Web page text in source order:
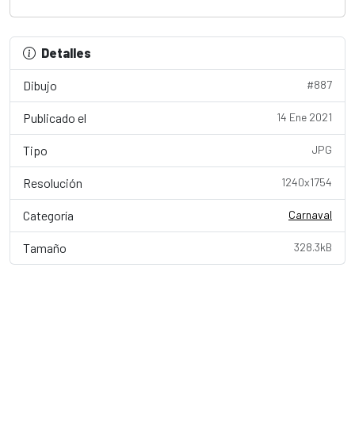
Detalles
Dibujo #887
Publicado el 14 Ene 2021
Tipo JPG
Resolución 1240x1754
Categoría Carnaval
Tamaño 328.3kB